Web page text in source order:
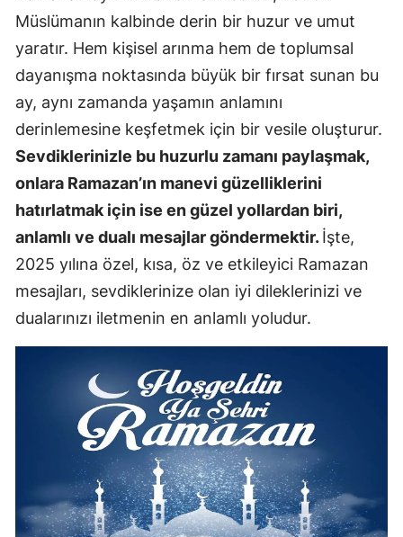
Müslümanın kalbinde derin bir huzur ve umut
yaratır. Hem kişisel arınma hem de toplumsal
dayanışma noktasında büyük bir fırsat sunan bu
ay, aynı zamanda yaşamın anlamını
derinlemesine keşfetmek için bir vesile oluşturur.
Sevdiklerinizle bu huzurlu zamanı paylaşmak,
onlara Ramazan’ın manevi güzelliklerini
hatırlatmak için ise en güzel yollardan biri,
anlamlı ve dualı mesajlar göndermektir.İşte,
2025 yılına özel, kısa, öz ve etkileyici Ramazan
mesajları, sevdiklerinize olan iyi dileklerinizi ve
dualarınızı iletmenin en anlamlı yoludur.